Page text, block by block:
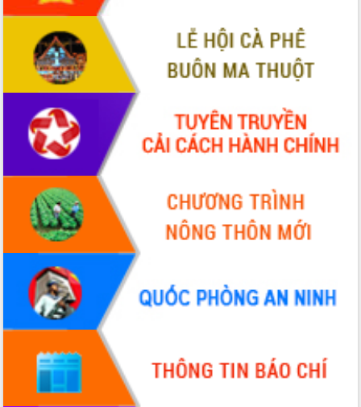
Đắk Lắk nâng cao hiệu quả công tác
Đảng từ Sổ tay đảng viên điện tử
Đắk Lắk đẩy mạnh nuôi biển công
nghệ, hướng tới phát triển thủy sản
bền vững
Tập huấn nâng cao năng lực triển khai
chuyển đổi số cho cán bộ, công chức
cấp xã
Đắk Lắk phát động hưởng ứng Ngày
Quyền của người tiêu dùng Việt Nam
2026
Đẩy mạnh cải cách hành chính, quyết
tâm đạt được mục tiêu tăng trưởng
hai con số trong năm 2026
Tổ chức trang trọng Lễ hội Đền thờ
Lương Văn Chánh năm 2026
Phó Bí thư Tỉnh ủy Đắk Lắk Đỗ Hữu
Huy giữ chức Bí thư Đảng ủy Ủy Ban
Nhân dân tỉnh
Bệnh án điện tử thúc đẩy chuyển đổi
số y tế tại Đắk Lắk
Chuyển đổi số thư viện: Mở rộng
không gian tri thức trong thời đại số